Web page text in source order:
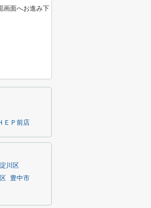
画面へお進み下
ＥＰ前店
川区
豊中市